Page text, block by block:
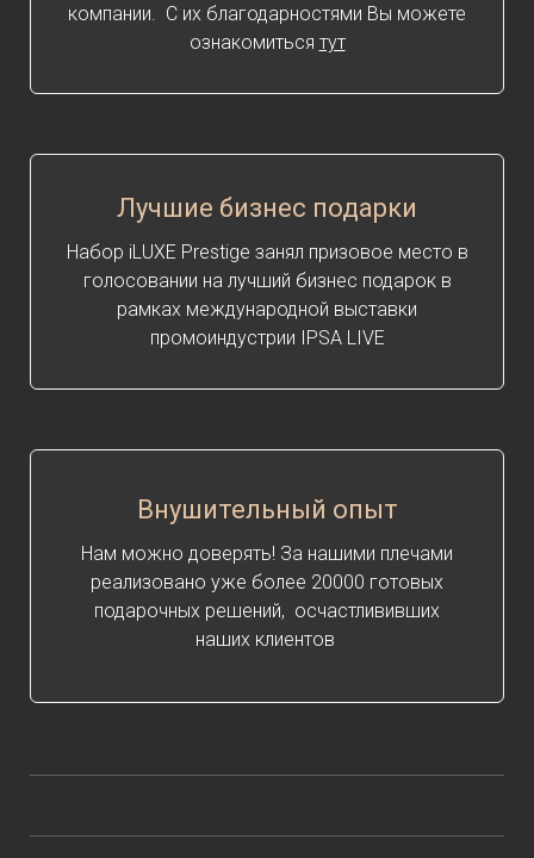
компании. С их благодарностями Вы можете
ознакомиться тут
Лучшие бизнес подарки
Набор iLUXE Prestige занял призовое место в
голосовании на лучший бизнес подарок в
рамках международной выставки
промоиндустрии IPSA LIVE
Внушительный опыт
Нам можно доверять! За нашими плечами
реализовано уже более 20000 готовых
подарочных решений, осчастлививших
наших клиентов